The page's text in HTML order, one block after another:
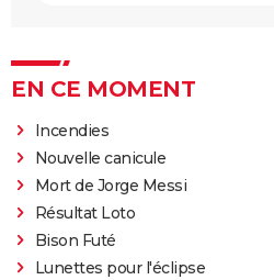
EN CE MOMENT
Incendies
Nouvelle canicule
Mort de Jorge Messi
Résultat Loto
Bison Futé
Lunettes pour l'éclipse